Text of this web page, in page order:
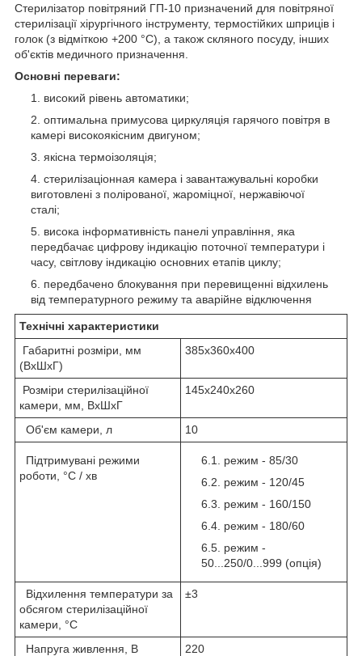
Стерилізатор повітряний ГП-10 призначений для повітряної
стерилізації хірургічного інструменту, термостійких шприців і
голок (з відміткою +200 °С), а також скляного посуду, інших
об'єктів медичного призначення.
Основні переваги:
високий рівень автоматики;
оптимальна примусова циркуляція гарячого повітря в
камері високоякісним двигуном;
якісна термоізоляція;
стерилізаціонная камера і завантажувальні коробки
виготовлені з полірованої, жароміцної, нержавіючої
сталі;
висока інформативність панелі управління, яка
передбачає цифрову індикацію поточної температури і
часу, світлову індикацію основних етапів циклу;
передбачено блокування при перевищенні відхилень
від температурного режиму та аварійне відключення
Технічні характеристики
Габаритні розміри, мм
(ВхШхГ)
385х360х400
Розміри стерилізаційної
камери, мм, ВхШхГ
145x240x260
Об'єм камери, л 10
Підтримувані режими
роботи, °С / хв
режим - 85/30
режим - 120/45
режим - 160/150
режим - 180/60
режим -
50...250/0...999 (опція)
Відхилення температури за
обсягом стерилізаційної
камери, °С
±3
Напруга живлення, В
220